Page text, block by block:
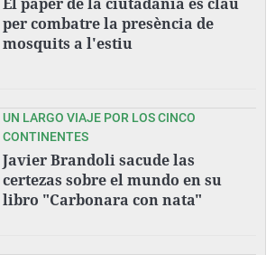
per combatre la presència de
mosquits a l'estiu
UN LARGO VIAJE POR LOS CINCO
CONTINENTES
Javier Brandoli sacude las
certezas sobre el mundo en su
libro "Carbonara con nata"